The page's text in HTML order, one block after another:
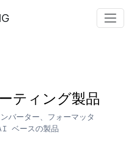
ティング製品
バーター、フォーマッタ
ベースの製品